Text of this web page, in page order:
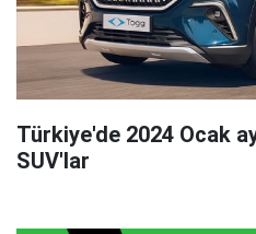
Türkiye'de 2024 Ocak
SUV'lar